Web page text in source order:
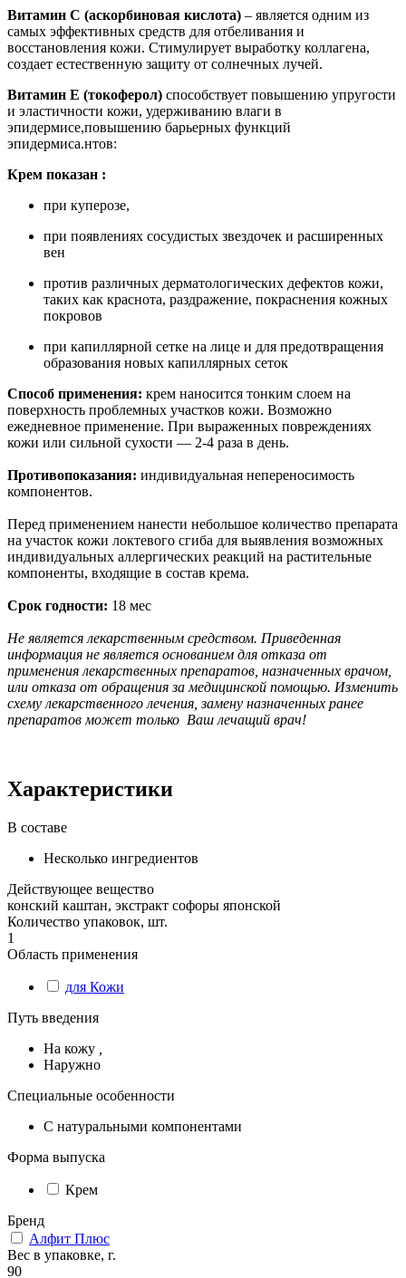
Витамин С (аскорбиновая кислота) – является одним из
самых эффективных средств для отбеливания и
восстановления кожи. Стимулирует выработку коллагена,
создает естественную защиту от солнечных лучей.
Витамин Е (токоферол) способствует повышению упругости
и эластичности кожи, удерживанию влаги в
эпидермисе,повышению барьерных функций
эпидермиса.нтов:
Крем показан :
при куперозе,
при появлениях сосудистых звездочек и расширенных
вен
против различных дерматологических дефектов кожи,
таких как краснота, раздражение, покраснения кожных
покровов
при капиллярной сетке на лице и для предотвращения
образования новых капиллярных сеток
Способ применения: крем наносится тонким слоем на
поверхность проблемных участков кожи. Возможно
ежедневное применение. При выраженных повреждениях
кожи или сильной сухости — 2-4 раза в день.
Противопоказания: индивидуальная непереносимость
компонентов.
Перед применением нанести небольшое количество препарата
на участок кожи локтевого сгиба для выявления возможных
индивидуальных аллергических реакций на растительные
компоненты, входящие в состав крема.
Срок годности: 18 мес
Не является лекарственным средством. Приведенная
информация не является основанием для отказа от
применения лекарственных препаратов, назначенных врачом,
или отказа от обращения за медицинской помощью. Изменить
схему лекарственного лечения, замену назначенных ранее
препаратов может только Ваш лечащий врач!
Характеристики
В составе
Несколько ингредиентов
Действующее вещество
конский каштан, экстракт софоры японской
Количество упаковок, шт.
1
Область применения
для Кожи
Путь введения
На кожу
Наружно
Специальные особенности
С натуральными компонентами
Форма выпуска
Крем
Бренд
Алфит Плюс
Вес в упаковке, г.
90